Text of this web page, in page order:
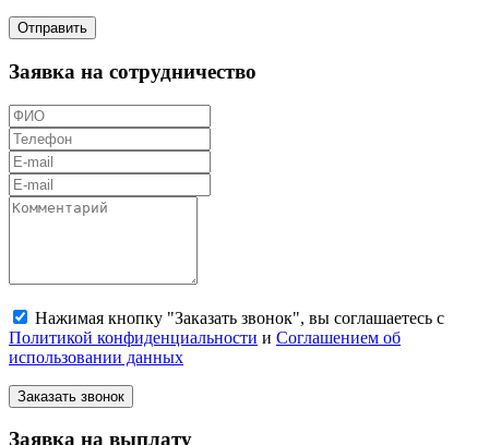
Отправить
Заявка на сотрудничество
Нажимая кнопку "Заказать звонок", вы соглашаетесь с
Политикой конфиденциальности и Соглашением об
использовании данных
Заказать звонок
Заявка на выплату